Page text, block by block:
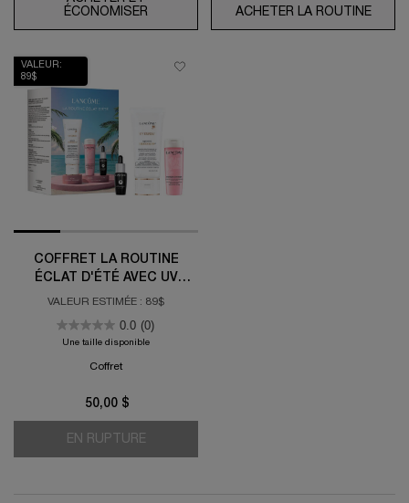
ÉCONOMISER ROUTINE RÉNERGIE TRIPLE SERUM
ACHETER LA ROUTINE
VALEUR:
89$
COFFRET LA ROUTINE
ÉCLAT D'ÉTÉ AVEC UV
EXPERT AQUAGEL DEFENSE
VALEUR ESTIMÉE : 89$
0.0 (0)
Une taille disponible
Coffret
50,00 $
EN RUPTURE